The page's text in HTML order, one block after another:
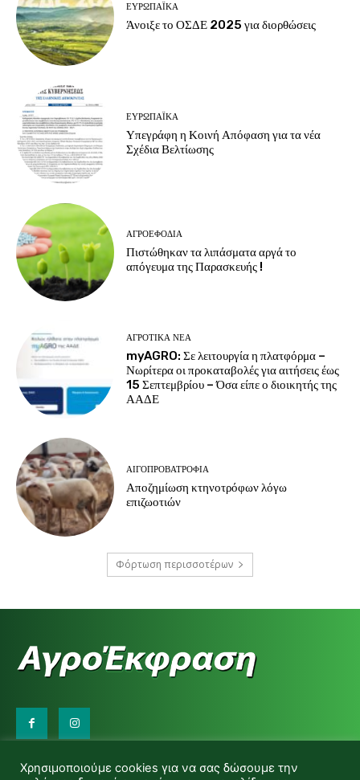
ΕΥΡΩΠΑΪΚΆ
Άνοιξε το ΟΣΔΕ 2025 για διορθώσεις
ΕΥΡΩΠΑΪΚΆ
Υπεγράφη η Κοινή Απόφαση για τα νέα
Σχέδια Βελτίωσης
ΑΓΡΟΕΦΌΔΙΑ
Πιστώθηκαν τα λιπάσματα αργά το
απόγευμα της Παρασκευής !
ΑΓΡΟΤΙΚΆ ΝΈΑ
myAGRO: Σε λειτουργία η πλατφόρμα –
Νωρίτερα οι προκαταβολές για αιτήσεις έως
15 Σεπτεμβρίου – Όσα είπε ο διοικητής της
ΑΑΔΕ
ΑΙΓΟΠΡΟΒΑΤΡΟΦΊΑ
Αποζημίωση κτηνοτρόφων λόγω
επιζωοτιών
Φόρτωση περισσοτέρων
d.makas@yahoo.gr
Χρησιμοποιούμε cookies για να σας δώσουμε την